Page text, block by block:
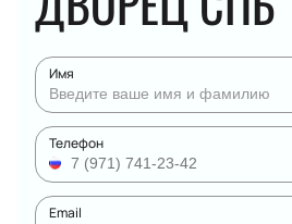
Имя
Телефон
Email